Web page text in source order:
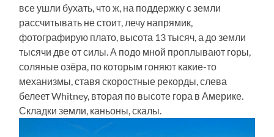
все ушли бухать, что ж, на поддержку с земли
рассчитывать не стоит, лечу напрямик,
фотографирую плато, высота 13 тысяч, а до земли
тысячи две от силы. А подо мной проплывают горы,
соляные озёра, по которым гоняют какие-то
механизмы, ставя скоростные рекорды, слева
белеет Whitney, вторая по высоте гора в Америке.
Складки земли, каньоны, скалы.